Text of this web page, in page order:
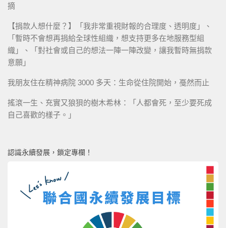
摘
【捐款人想什麼？】「我非常重視財報的合理度、透明度」、
「暫時不會想再捐給全球性組織，想支持更多在地服務型組
織」、「對社會或自己的想法一陣一陣改變，讓我暫時無捐款
意願」
我朋友住在精神病院 3000 多天：生命從住院開始，戞然而止
搖滾一生、充實又狼狽的樹木希林：「人都會死，至少要死成
自己喜歡的樣子。」
認識永續發展，鎖定專欄！